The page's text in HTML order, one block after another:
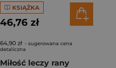
KSIĄŻKA
46,76 zł
64,90 zł - sugerowana cena
detaliczna
Miłość leczy rany